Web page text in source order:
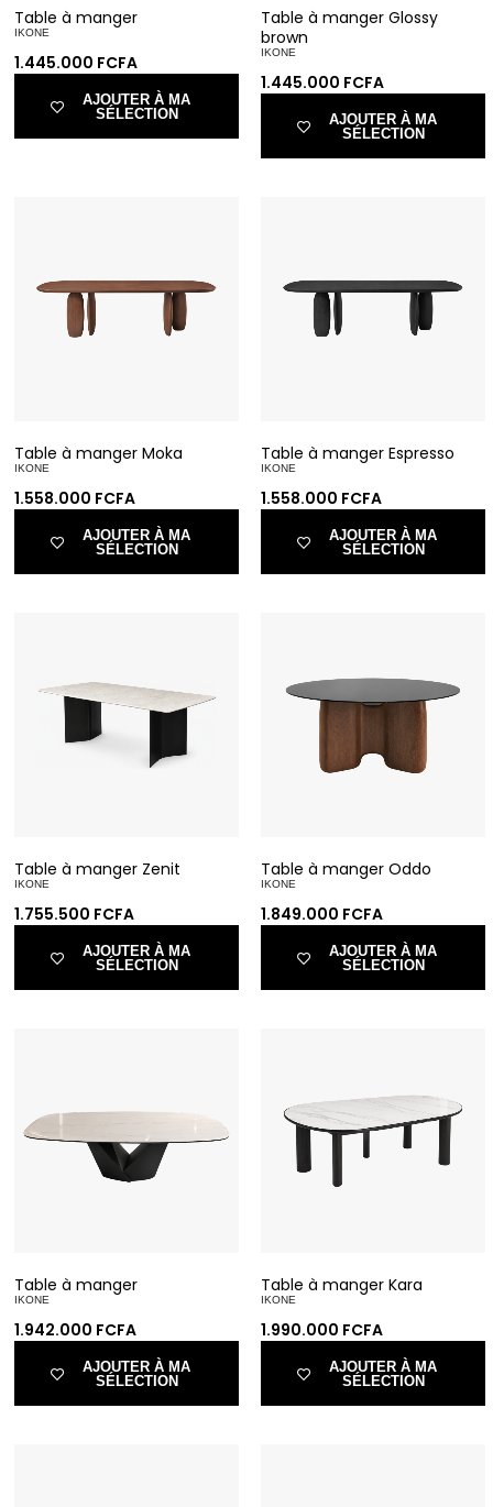
Table à manger
IKONE
1.445.000 FCFA
AJOUTER À MA
SÉLECTION
Table à manger Glossy
brown
IKONE
1.445.000 FCFA
AJOUTER À MA
SÉLECTION
Table à manger Moka
IKONE
1.558.000 FCFA
AJOUTER À MA
SÉLECTION
Table à manger Espresso
IKONE
1.558.000 FCFA
AJOUTER À MA
SÉLECTION
Table à manger Zenit
IKONE
1.755.500 FCFA
AJOUTER À MA
SÉLECTION
Table à manger Oddo
IKONE
1.849.000 FCFA
AJOUTER À MA
SÉLECTION
Table à manger
IKONE
1.942.000 FCFA
AJOUTER À MA
SÉLECTION
Table à manger Kara
IKONE
1.990.000 FCFA
AJOUTER À MA
SÉLECTION